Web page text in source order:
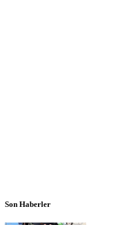
Son Haberler